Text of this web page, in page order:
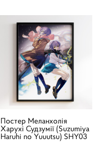
Постер Меланхолія
Харухі Судзумії (Suzumiya
Haruhi no Yuuutsu) SHY03